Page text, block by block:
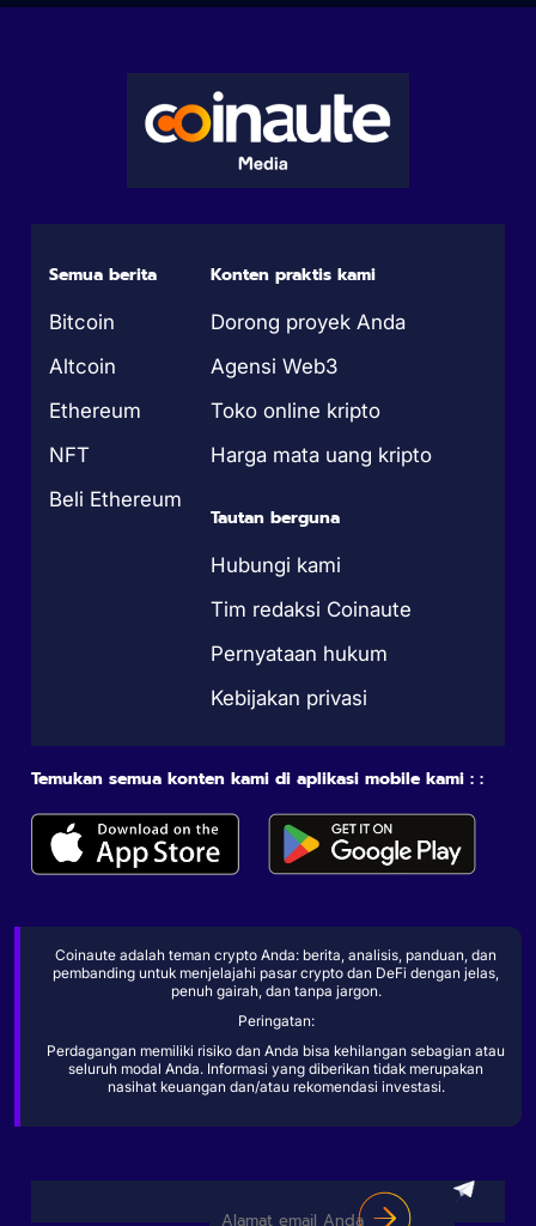
Semua berita
Bitcoin
Altcoin
Ethereum
NFT
Beli Ethereum
Konten praktis kami
Dorong proyek Anda
Agensi Web3
Toko online kripto
Harga mata uang kripto
Tautan berguna
Hubungi kami
Tim redaksi Coinaute
Pernyataan hukum
Kebijakan privasi
Temukan semua konten kami di aplikasi mobile kami : :
Coinaute adalah teman crypto Anda: berita, analisis, panduan, dan
pembanding untuk menjelajahi pasar crypto dan DeFi dengan jelas,
penuh gairah, dan tanpa jargon.
Peringatan:
Perdagangan memiliki risiko dan Anda bisa kehilangan sebagian atau
seluruh modal Anda. Informasi yang diberikan tidak merupakan
nasihat keuangan dan/atau rekomendasi investasi.